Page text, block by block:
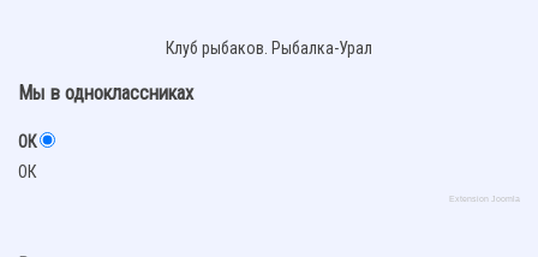
Клуб рыбаков. Рыбалка-Урал
Мы в одноклассниках
ОК
ОК
Extension Joomla